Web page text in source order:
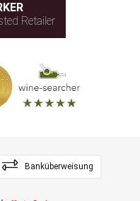
Retailer
Banküberweisung